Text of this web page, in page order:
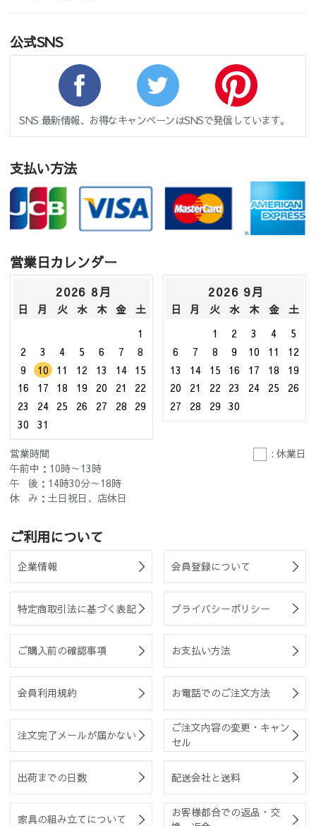
公式SNS
SNS 最新情報、お得なキャンペーンはSNSで発信しています。
支払い方法
営業日カレンダー
2026 8月
日 月 火 水 木 金
土
1
2
3 4 5 6 7
8
9
10 11 12 13 14
15
16
17 18 19 20 21
22
23
24 25 26 27 28
29
30
31
2026 9月
日 月 火 水 木 金
土
1
2 3 4
5
6
7 8 9 10 11
12
13
14 15 16 17 18
19
20
21 22 23 24 25
26
27
28 29 30
営業時間
: 休業日
午前中：10時～13時
午 後：14時30分～18時
休 み：土日祝日、店休日
ご利用について
企業情報 会員登録について
特定商取引法に基づく表記 プライバシーポリシー
ご購入前の確認事項 お支払い方法
会員利用規約 お電話でのご注文方法
注文完了メールが届かない
ご注文内容の変更・キャン
セル
出荷までの日数 配送会社と送料
家具の組み立てについて
お客様都合での返品・交